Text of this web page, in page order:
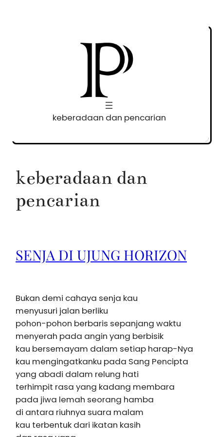
keberadaan dan pencarian
keberadaan dan
pencarian
SENJA DI UJUNG HORIZON
Bukan demi cahaya senja kau
menyusuri jalan berliku
pohon-pohon berbaris sepanjang waktu
menyerah pada angin yang berbisik
kau bersemayam dalam setiap harap-Nya
kau mengingatkanku pada Sang Pencipta
yang abadi dalam relung hati
terhimpit rasa yang kadang membara
pada jiwa lemah seorang hamba
di antara riuhnya suara malam
kau terbentuk dari ikatan kasih